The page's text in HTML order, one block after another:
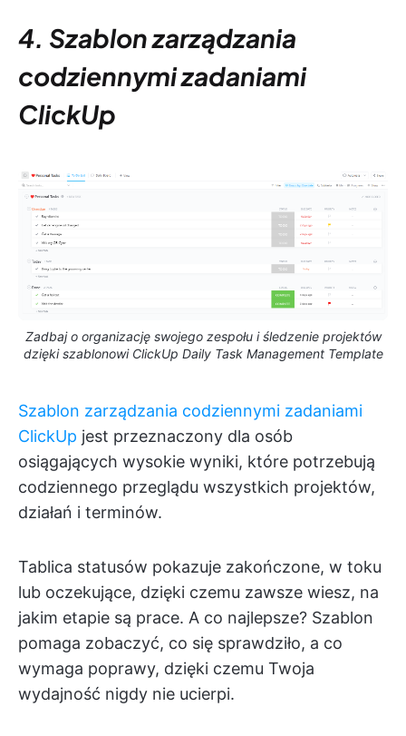
4. Szablon zarządzania
codziennymi zadaniami
ClickUp
Zadbaj o organizację swojego zespołu i śledzenie projektów
dzięki szablonowi ClickUp Daily Task Management Template
Szablon zarządzania codziennymi zadaniami
ClickUp jest przeznaczony dla osób
osiągających wysokie wyniki, które potrzebują
codziennego przeglądu wszystkich projektów,
działań i terminów.
Tablica statusów pokazuje zakończone, w toku
lub oczekujące, dzięki czemu zawsze wiesz, na
jakim etapie są prace. A co najlepsze? Szablon
pomaga zobaczyć, co się sprawdziło, a co
wymaga poprawy, dzięki czemu Twoja
wydajność nigdy nie ucierpi.